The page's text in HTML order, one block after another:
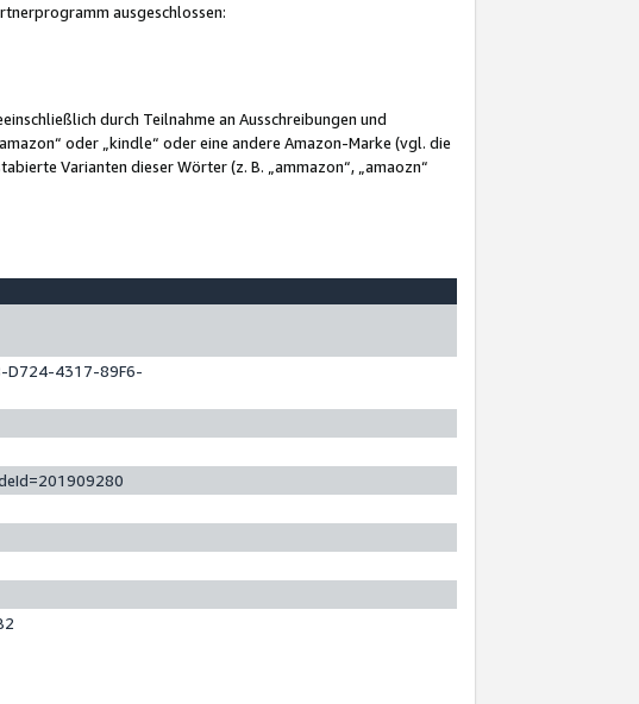
ausgeschlossen:
durch Teilnahme an Ausschreibungen und
oder „kindle“ oder eine andere Amazon-Marke (vgl. die
Varianten dieser Wörter (z. B. „ammazon“, „amaozn“
D724-4317-89F6-